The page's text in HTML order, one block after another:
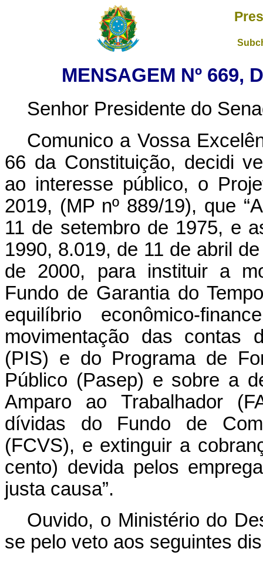
MENSAGEM Nº 669,
Senhor Presidente do
Comunico a Vossa
66 da Constituição, decidi
ao interesse público, o
2019, (MP nº 889/19), que
11 de setembro de 1975, e
1990, 8.019, de 11 de abril
de 2000, para instituir a
Fundo de Garantia do
equilíbrio econômico-
movimentação das contas
(PIS) e do Programa de
Público (Pasep) e sobre a
Amparo ao Trabalhador
dívidas do Fundo de
(FCVS), e extinguir a
cento) devida pelos
justa causa”.
Ouvido, o Ministério do
se pelo veto aos seguintes